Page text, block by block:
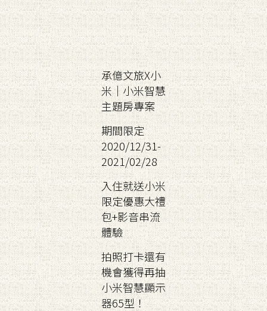
承億文旅X小
米｜小米智慧
主題房專案
期間限定
2020/12/31-
2021/02/28
入住就送小米
限定優惠大禮
包+影音串流
體驗
拍照打卡還有
機會獲得再抽
小米智慧顯示
器65型！